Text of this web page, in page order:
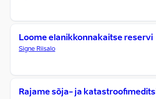
Loome elanikkonnakaitse reservi
Signe Riisalo
Rajame sõja- ja